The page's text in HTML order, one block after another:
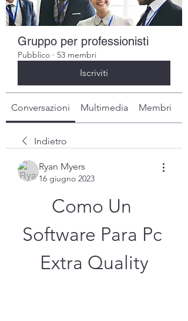
Gruppo per professionisti
Pubblico · 53 membri
Iscriviti
Conversazioni Multimedia Membri
Indietro
Ryan Myers
16 giugno 2023
Como Un
Software Para Pc
Extra Quality